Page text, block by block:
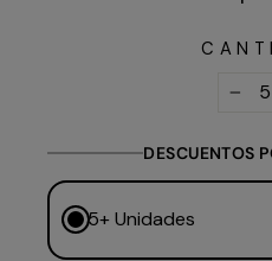
DESCUENTOS
5+ Unidades